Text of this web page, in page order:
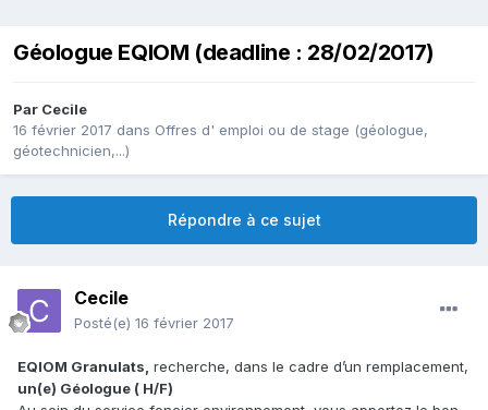
Géologue EQIOM (deadline : 28/02/2017)
Par Cecile
16 février 2017 dans Offres d' emploi ou de stage (géologue,
géotechnicien,...)
Répondre à ce sujet
Cecile
Posté(e) 16 février 2017
EQIOM Granulats, recherche, dans le cadre d’un remplacement,
un(e) Géologue ( H/F)